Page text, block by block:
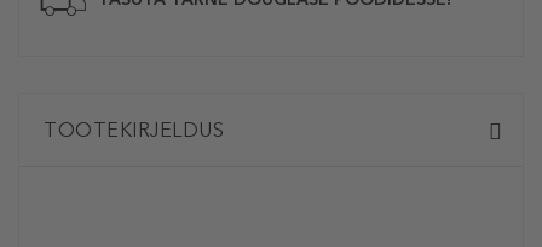
TOOTEKIRJELDUS